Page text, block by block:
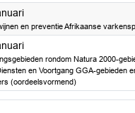
2026
en preventie Afrikaanse
2026
rondom Natura 2000-
en Voortgang GGA-gebieden
(oordeelsvormend)